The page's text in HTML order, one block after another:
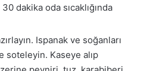
dakika oda sıcaklığında
Ispanak ve soğanları
soteleyin. Kaseye alıp